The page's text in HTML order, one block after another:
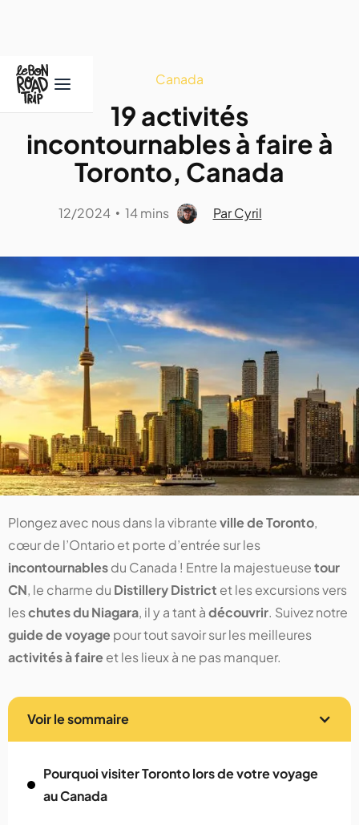
Canada
19 activités
incontournables à faire à
Toronto, Canada
12/2024 • 14 mins Par Cyril
Plongez avec nous dans la vibranteville de Toronto,
cœur de l’Ontario et porte d’entrée sur les
incontournablesdu Canada ! Entre la majestueusetour
CN, le charme du Distillery District et les excursions vers
leschutes du Niagara, il y a tant àdécouvrir. Suivez notre
guide de voyagepour tout savoir sur les meilleures
activités à faireet les lieux à ne pas manquer.
Voir le sommaire
Pourquoi visiter Toronto lors de votre voyage
au Canada